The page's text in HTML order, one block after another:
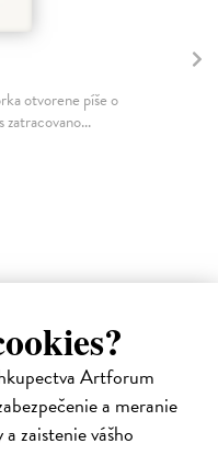
Artforum
a meranie
zaistenie vášho
otvorene píše o